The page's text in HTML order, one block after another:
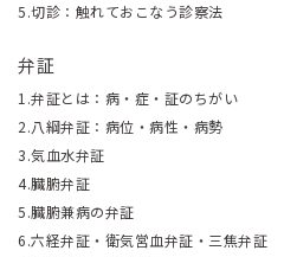
5.切診：触れておこなう診察法
弁証
1.弁証とは：病・症・証のちがい
2.八綱弁証：病位・病性・病勢
3.気血水弁証
4.臓腑弁証
5.臓腑兼病の弁証
6.六経弁証・衛気営血弁証・三焦弁証